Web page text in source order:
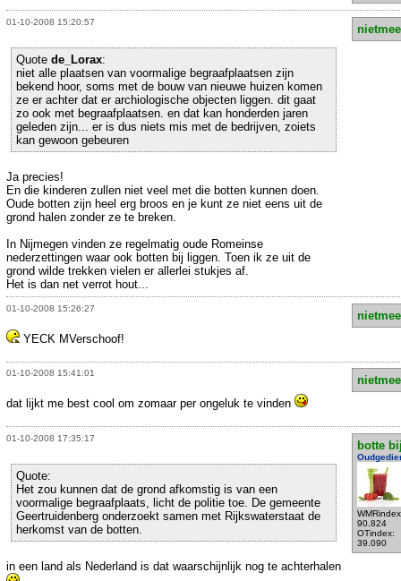
01-10-2008 15:20:57
Quote de_Lorax:
niet alle plaatsen van voormalige begraafplaatsen zijn
bekend hoor, soms met de bouw van nieuwe huizen komen
ze er achter dat er archiologische objecten liggen. dit gaat
zo ook met begraafplaatsen. en dat kan honderden jaren
geleden zijn... er is dus niets mis met de bedrijven, zoiets
kan gewoon gebeuren
Ja precies!
En die kinderen zullen niet veel met die botten kunnen doen.
Oude botten zijn heel erg broos en je kunt ze niet eens uit de
grond halen zonder ze te breken.
In Nijmegen vinden ze regelmatig oude Romeinse
nederzettingen waar ook botten bij liggen. Toen ik ze uit de
grond wilde trekken vielen er allerlei stukjes af.
Het is dan net verrot hout...
01-10-2008 15:26:27
YECK MVerschoof!
01-10-2008 15:41:01
dat lijkt me best cool om zomaar per ongeluk te vinden
01-10-2008 17:35:17
botte
90.824
OTindex:
39.090
Quote:
Het zou kunnen dat de grond afkomstig is van een
voormalige begraafplaats, licht de politie toe. De gemeente
Geertruidenberg onderzoekt samen met Rijkswaterstaat de
herkomst van de botten.
in een land als Nederland is dat waarschijnlijk nog te achterhalen